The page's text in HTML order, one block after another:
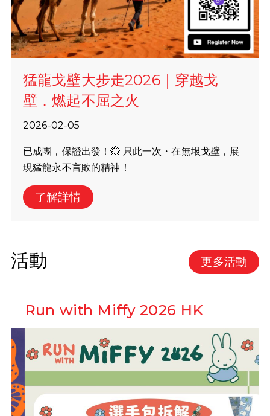
猛龍戈壁大步走2026｜穿越戈
壁．燃起不屈之火
2026-02-05
已成團，保證出發！💥 只此一次・在無垠戈壁，展
現猛龍永不言敗的精神！
了解詳情
活動 更多活動
Run with Miffy 2026 HK